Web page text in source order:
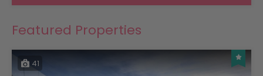
Featured Properties
41